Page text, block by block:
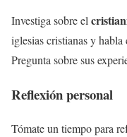
Investiga sobre el
iglesias cristianas y habla
Pregunta sobre sus
Reflexión personal
Tómate un tiempo para